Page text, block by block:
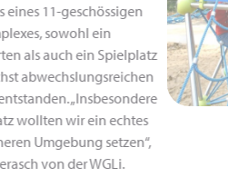
eines 11-geschössigen
sowohl ein
als auch ein Spielplatz
abwechslungsreichen
„Insbesondere
wollten wir ein echtes
Umgebung setzen“,
von der WGLi.